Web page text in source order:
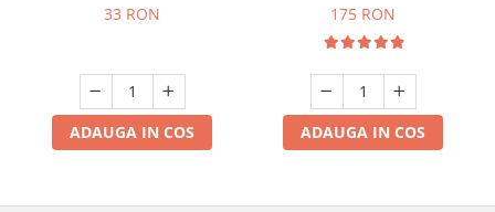
33 RON
ADAUGA IN COS
175 RON
ADAUGA IN COS